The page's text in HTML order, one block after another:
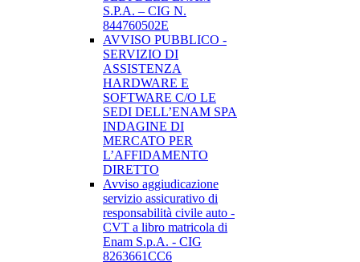
S.P.A. – CIG N.
844760502E
AVVISO PUBBLICO -
SERVIZIO DI
ASSISTENZA
HARDWARE E
SOFTWARE C/O LE
SEDI DELL’ENAM SPA
INDAGINE DI
MERCATO PER
L’AFFIDAMENTO
DIRETTO
Avviso aggiudicazione
servizio assicurativo di
responsabilità civile auto -
CVT a libro matricola di
Enam S.p.A. - CIG
8263661CC6